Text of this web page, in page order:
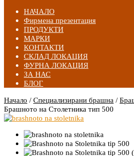
НАЧАЛО
Фирмена презентация
ПРОДУКТИ
МАРКИ
КОНТАКТИ
СКЛАД ЛОКАЦИЯ
ФУРНА ЛОКАЦИЯ
ЗА НАС
БЛОГ
Начало / Специализирани брашна /
Брашното на Столетника тип 500